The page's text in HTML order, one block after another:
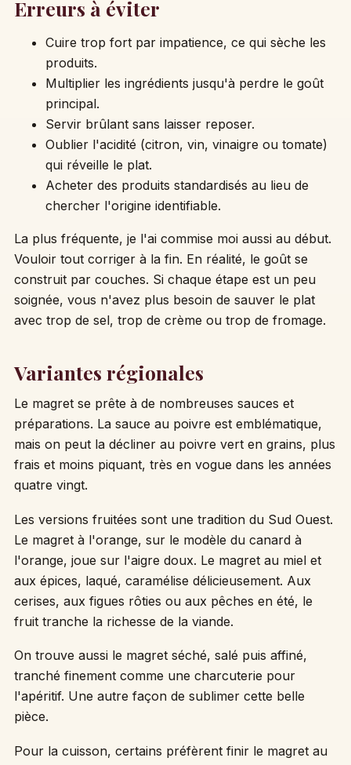
Erreurs à éviter
Cuire trop fort par impatience, ce qui sèche les
produits.
Multiplier les ingrédients jusqu'à perdre le goût
principal.
Servir brûlant sans laisser reposer.
Oublier l'acidité (citron, vin, vinaigre ou tomate)
qui réveille le plat.
Acheter des produits standardisés au lieu de
chercher l'origine identifiable.
La plus fréquente, je l'ai commise moi aussi au début.
Vouloir tout corriger à la fin. En réalité, le goût se
construit par couches. Si chaque étape est un peu
soignée, vous n'avez plus besoin de sauver le plat
avec trop de sel, trop de crème ou trop de fromage.
Variantes régionales
Le magret se prête à de nombreuses sauces et
préparations. La sauce au poivre est emblématique,
mais on peut la décliner au poivre vert en grains, plus
frais et moins piquant, très en vogue dans les années
quatre vingt.
Les versions fruitées sont une tradition du Sud Ouest.
Le magret à l'orange, sur le modèle du canard à
l'orange, joue sur l'aigre doux. Le magret au miel et
aux épices, laqué, caramélise délicieusement. Aux
cerises, aux figues rôties ou aux pêches en été, le
fruit tranche la richesse de la viande.
On trouve aussi le magret séché, salé puis affiné,
tranché finement comme une charcuterie pour
l'apéritif. Une autre façon de sublimer cette belle
pièce.
Pour la cuisson, certains préfèrent finir le magret au